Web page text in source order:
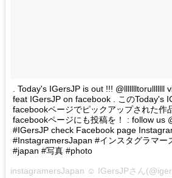
. Today's IGersJP is out !!! @llllllltorulllllll
feat IGersJP on facebook . このToday's
facebookページでピックアップされた作
facebookページにも投稿を！ : follow us
#IGersJP check Facebook page
#InstagramersJapan #インスタグラマー
#japan #写真 #photo